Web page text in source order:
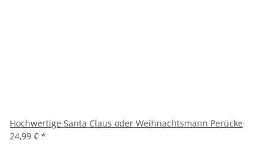
Hochwertige Santa Claus oder Weihnachtsmann Perücke
24,99 € *